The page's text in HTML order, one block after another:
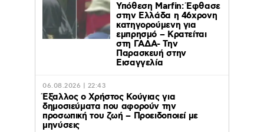
Υπόθεση Marfin: Έφθασε
στην Ελλάδα η 46χρονη
κατηγορούμενη για
εμπρησμό – Κρατείται
στη ΓΑΔΑ- Την
Παρασκευή στην
Εισαγγελία
06.08.2026 | 22:43
Έξαλλος ο Χρήστος Κούγιας για
δημοσιεύματα που αφορούν την
προσωπική του ζωή – Προειδοποιεί με
μηνύσεις